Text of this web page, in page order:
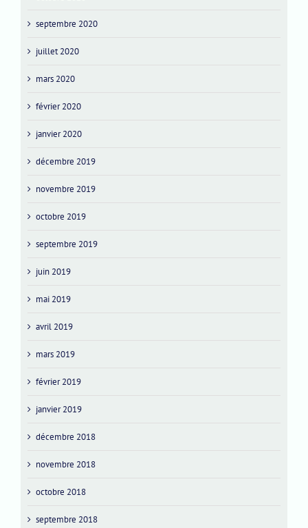
septembre 2020
juillet 2020
mars 2020
février 2020
janvier 2020
décembre 2019
novembre 2019
octobre 2019
septembre 2019
juin 2019
mai 2019
avril 2019
mars 2019
février 2019
janvier 2019
décembre 2018
novembre 2018
octobre 2018
septembre 2018